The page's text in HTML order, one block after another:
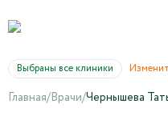
Выбраны все клиники
Главная/Врачи/Чернышева